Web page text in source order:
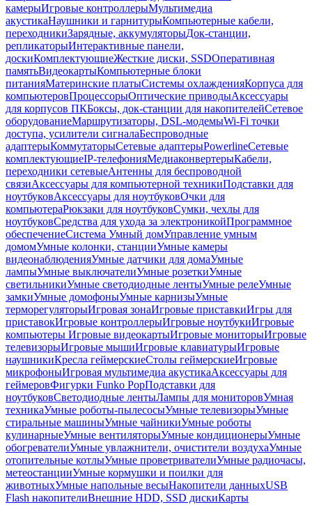
камерыИгровые контроллерыМультимедиа
акустикаНаушники и гарнитурыКомпьютерные кабели,
переходникиЗарядные, аккумуляторыДок-станции,
репликаторыИнтерактивные панели,
доскиКомплектующиеЖесткие диски, SSDОперативная
памятьВидеокартыКомпьютерные блоки
питанияМатеринские платыСистемы охлажденияКорпуса для
компьютеровПроцессорыОптические приводыАксессуары
для корпусов ПКБоксы, док-станции для накопителейСетевое
оборудованиеМаршрутизаторы, DSL-модемыWi-Fi точки
доступа, усилители сигналаБеспроводные
адаптерыКоммутаторыСетевые адаптерыPowerlineСетевые
комплектующиеIP-телефонияМедиаконвертерыКабели,
переходники сетевыеАнтенны для беспроводной
связиАксессуары для компьютерной техникиПодставки для
ноутбуковАксессуары для ноутбуковОчки для
компьютераРюкзаки для ноутбуковСумки, чехлы для
ноутбуковСредства для ухода за электроникойПрограммное
обеспечениеСистема Умный домУправление умным
домомУмные колонки, станцииУмные камеры
видеонаблюденияУмные датчики для домаУмные
лампыУмные выключателиУмные розеткиУмные
светильникиУмные светодиодные лентыУмные релеУмные
замкиУмные домофоныУмные карнизыУмные
терморегуляторыИгровая зонаИгровые приставкиИгры для
приставокИгровые контроллерыИгровые ноутбукиИгровые
компьютеры Игровые видеокартыИгровые мониторыИгровые
телевизорыИгровые мышиИгровые клавиатурыИгровые
наушникиКресла геймерскиеСтолы геймерскиеИгровые
микрофоныИгровая мультимедиа акустикаАксессуары для
геймеровФигурки Funko PopПодставки для
ноутбуковСветодиодные лентыЛампы для мониторовУмная
техникаУмные роботы-пылесосыУмные телевизорыУмные
стиральные машиныУмные чайникиУмные роботы
кулинарныеУмные вентиляторыУмные кондиционерыУмные
обогревателиУмные увлажнители, очистители воздухаУмные
отопительные котлыУмные проветривателиУмные радиочасы,
метеостанцииУмные кормушки и поилки для
животныхУмные напольные весыНакопители данныхUSB
Flash накопителиВнешние HDD, SSD дискиКарты